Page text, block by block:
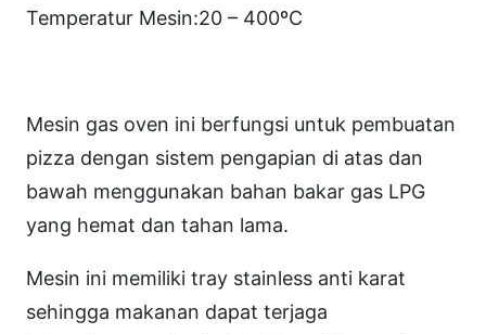
s
h
S
Temperatur Mesin:20 – 400ºC
Mesin gas oven ini berfungsi untuk pembuatan
pizza dengan sistem pengapian di atas dan
bawah menggunakan bahan bakar gas LPG
yang hemat dan tahan lama.
Mesin ini memiliki tray stainless anti karat
sehingga makanan dapat terjaga